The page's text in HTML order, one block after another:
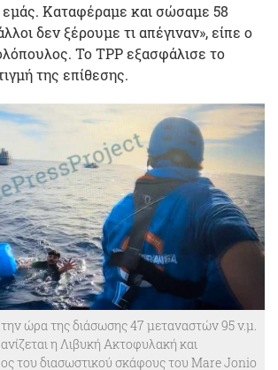
Καταφέραμε και σώσαμε 58
δεν ξέρουμε τι απέγιναν», είπε ο
Το TPP εξασφάλισε το
της επίθεσης.
ώρα της διάσωσης 47 μεταναστών 95 ν.μ.
η Λιβυκή Ακτοφυλακή και
του διασωστικού σκάφους του Mare Jonio